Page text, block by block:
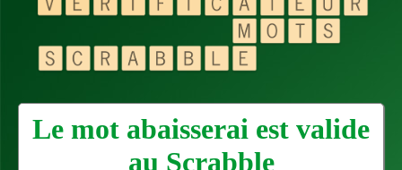
Le mot abaisserai est valide
au Scrabble